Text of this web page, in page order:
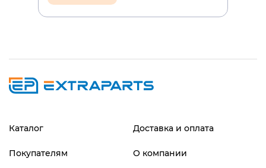
Каталог Доставка и оплата
Покупателям О компании